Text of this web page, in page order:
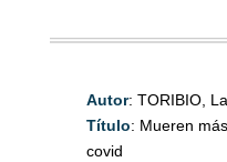
Autor: TORIBIO,
Título: Mueren
covid